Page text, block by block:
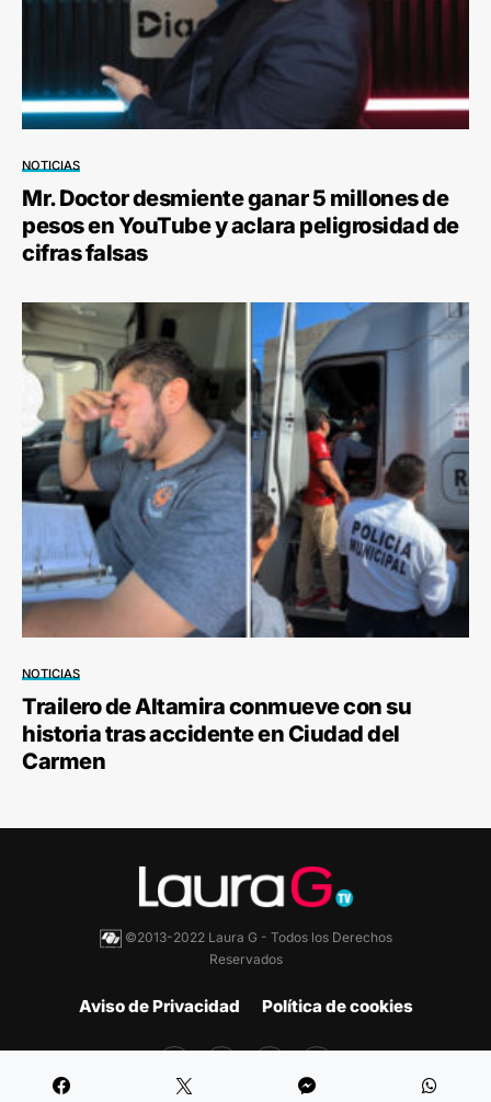
NOTICIAS
Mr. Doctor desmiente ganar 5 millones de
pesos en YouTube y aclara peligrosidad de
cifras falsas
NOTICIAS
Trailero de Altamira conmueve con su
historia tras accidente en Ciudad del
Carmen
©2013-2022 Laura G - Todos los Derechos
Reservados
Aviso de Privacidad Política de cookies